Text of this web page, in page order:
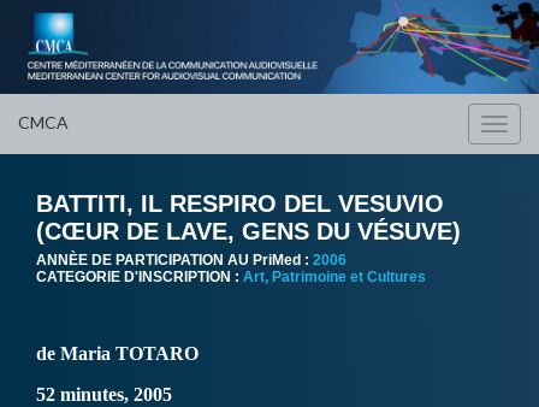
CMCA
BATTITI, IL RESPIRO DEL VESUVIO
(CŒUR DE LAVE, GENS DU VÉSUVE)
ANNÈE DE PARTICIPATION AU PriMed : 2006
CATEGORIE D'INSCRIPTION : Art, Patrimoine et Cultures
de Maria TOTARO
52 minutes, 2005